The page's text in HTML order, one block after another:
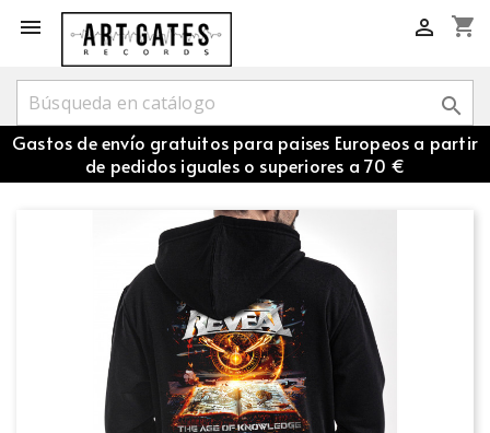
 shopping_cart


Gastos de envío gratuitos para paises Europeos a partir
de pedidos iguales o superiores a 70 €